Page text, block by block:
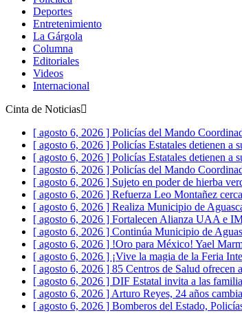
Deportes
Entretenimiento
La Gárgola
Columna
Editoriales
Videos
Internacional
Cinta de Noticias
[ agosto 6, 2026 ] Policías del Mando
[ agosto 6, 2026 ] Policías Estatales detienen a
[ agosto 6, 2026 ] Policías Estatales detienen a
[ agosto 6, 2026 ] Policías del Mando
[ agosto 6, 2026 ] Sujeto en poder de hierba
[ agosto 6, 2026 ] Refuerza Leo Montañez
[ agosto 6, 2026 ] Realiza Municipio de
[ agosto 6, 2026 ] Fortalecen Alianza UAA e
[ agosto 6, 2026 ] Continúa Municipio de
[ agosto 6, 2026 ] !Oro para México! Yael
[ agosto 6, 2026 ] ¡Vive la magia de la Feria
[ agosto 6, 2026 ] 85 Centros de Salud ofrecen
[ agosto 6, 2026 ] DIF Estatal invita a las
[ agosto 6, 2026 ] Arturo Reyes, 24 años
[ agosto 6, 2026 ] Bomberos del Estado,